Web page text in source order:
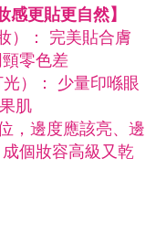
感更貼更自然】
）： 完美貼合膚
零色差
）： 少量印喺眼
肌
，邊度應該亮、邊
個妝容高級又乾